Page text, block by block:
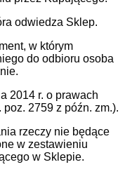
odwiedza Sklep.
w którym
do odbioru osoba
2014 r. o prawach
poz. 2759 z późn. zm.).
rzeczy nie będące
w zestawieniu
w Sklepie.